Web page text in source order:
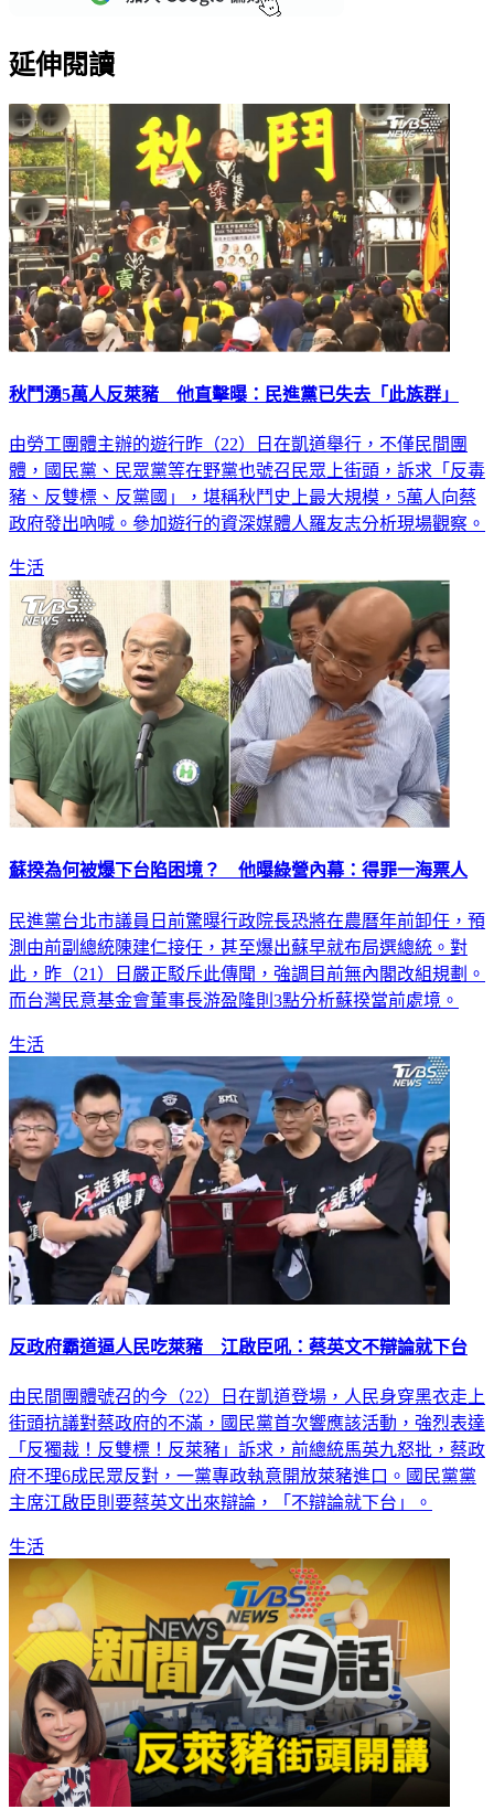
延伸閱讀
秋鬥湧5萬人反萊豬 他直擊曝：民進黨已失去「此族群」
由勞工團體主辦的遊行昨（22）日在凱道舉行，不僅民間團
體，國民黨、民眾黨等在野黨也號召民眾上街頭，訴求「反毒
豬、反雙標、反黨國」，堪稱秋鬥史上最大規模，5萬人向蔡
政府發出吶喊。參加遊行的資深媒體人羅友志分析現場觀察。
生活
蘇揆為何被爆下台陷困境？ 他曝綠營內幕：得罪一海票人
民進黨台北市議員日前驚曝行政院長恐將在農曆年前卸任，預
測由前副總統陳建仁接任，甚至爆出蘇早就布局選總統。對
此，昨（21）日嚴正駁斥此傳聞，強調目前無內閣改組規劃。
而台灣民意基金會董事長游盈隆則3點分析蘇揆當前處境。
生活
反政府霸道逼人民吃萊豬 江啟臣吼：蔡英文不辯論就下台
由民間團體號召的今（22）日在凱道登場，人民身穿黑衣走上
街頭抗議對蔡政府的不滿，國民黨首次響應該活動，強烈表達
「反獨裁！反雙標！反萊豬」訴求，前總統馬英九怒批，蔡政
府不理6成民眾反對，一黨專政執意開放萊豬進口。國民黨黨
主席江啟臣則要蔡英文出來辯論，「不辯論就下台」。
生活